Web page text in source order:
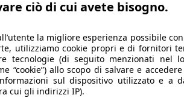
ciò di cui avete bisogno.
la migliore esperienza possibile
utilizziamo cookie propri e di fornitori
tecnologie (di seguito menzionati nel
“cookie”) allo scopo di salvare e
sul dispositivo utilizzato e a
cui gli indirizzi IP).